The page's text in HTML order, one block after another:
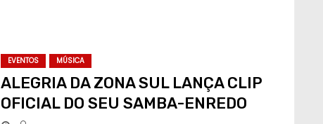
EVENTOS MÚSICA
ALEGRIA DA ZONA SUL LANÇA CLIP
OFICIAL DO SEU SAMBA-ENREDO